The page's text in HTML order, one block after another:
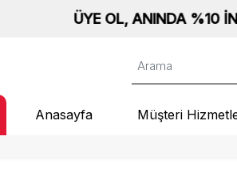
ÜYE OL, ANINDA %10
Anasayfa Müşteri